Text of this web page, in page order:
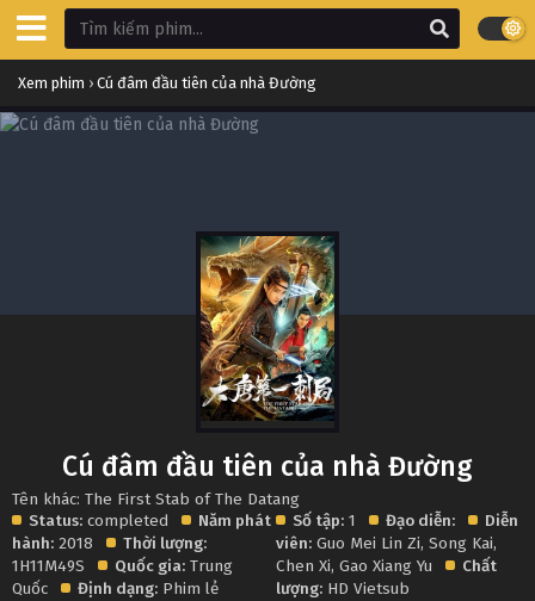
Xem phim › Cú đâm đầu tiên của nhà Đường
Cú đâm đầu tiên của nhà Đường
Tên khác: The First Stab of The Datang
Status: completed
Năm phát
hành: 2018
Thời lượng:
1H11M49S
Quốc gia: Trung
Quốc
Định dạng: Phim lẻ
Số tập: 1 Đạo diễn:
Diễn
viên: Guo Mei Lin Zi,Song Kai,
Chen Xi,Gao Xiang Yu
Chất
lượng: HD Vietsub